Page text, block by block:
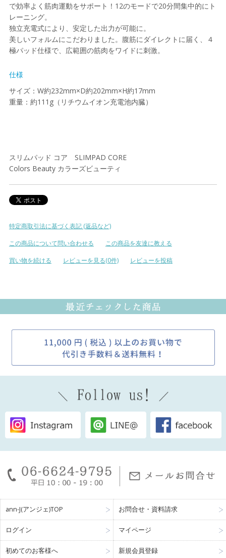
で効率よく筋肉運動をサポート！12のモードで20分間集中的にト
レーニング。
独立充電式により、安定した出力が可能に。
美しいフォルムにこだわりました。腹筋にダイレクトに届く、４
極パッド仕様で、広範囲の筋肉をワイドに刺激。
仕様
サイズ：W約232mm×D約202mm×H約17mm
重量：約111g（リチウムイオン充電池内臓）
スリムパッド コア SLIMPAD CORE
Colors Beauty カラーズビューティ
特定商取引法に基づく表記 (返品など)
この商品について問い合わせる
この商品を友達に教える
買い物を続ける
レビューを見る(0件) レビューを投稿
ann-J(アンジェ)TOP お問合せ・資料請求
ログイン マイページ
初めてのお客様へ 新規会員登録